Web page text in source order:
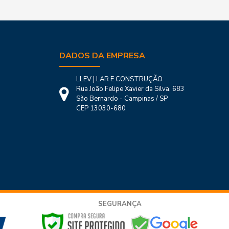
de vida e versatilidade. Elas também ajudam a
DADOS DA EMPRESA
LLEV | LAR E CONSTRUÇÃO
Rua João Felipe Xavier da Silva, 683
São Bernardo - Campinas / SP
CEP 13030-680
SEGURANÇA